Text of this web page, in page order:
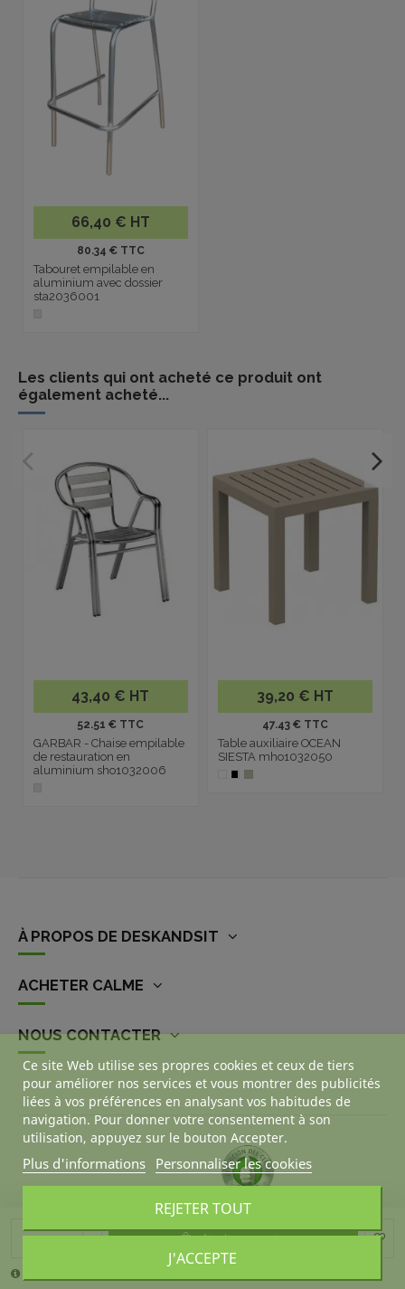
Ajouter au panier
66,40 € HT
80.34 € TTC
Tabouret empilable en
aluminium avec dossier
sta2036001
Les clients qui ont acheté ce produit ont
également acheté...
43,40 € HT
52.51 € TTC
GARBAR - Chaise empilable
de restauration en
aluminium sho1032006
39,20 € HT
47.43 € TTC
Table auxiliaire OCEAN
SIESTA mho1032050
À PROPOS DE DESKANDSIT
ACHETER CALME
NOUS CONTACTER
Ce site Web utilise ses propres cookies et ceux de tiers
pour améliorer nos services et vous montrer des publicités
liées à vos préférences en analysant vos habitudes de
navigation. Pour donner votre consentement à son
utilisation, appuyez sur le bouton Accepter.
Plus d'informations Personnaliser les cookies
REJETER TOUT
J'ACCEPTE